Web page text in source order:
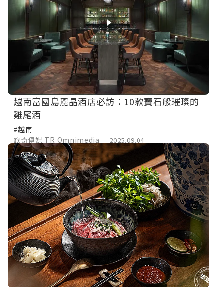
越南富國島麗晶酒店必訪：10款寶石般璀璨的
雞尾酒
#越南
旅奇傳媒 TR Omnimedia
2025.09.04